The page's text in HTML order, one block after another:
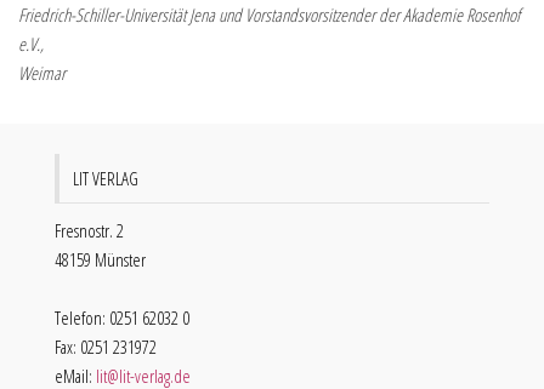
Friedrich-Schiller-Universität Jena und Vorstandsvorsitzender der Akademie Rosenhof
e.V.,
Weimar
LIT VERLAG
Fresnostr. 2
48159 Münster
Telefon: 0251 62032 0
Fax: 0251 231972
eMail: lit@lit-verlag.de